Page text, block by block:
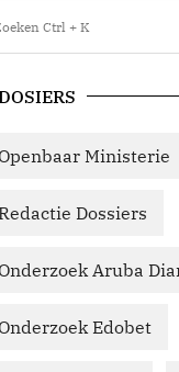
Ministerie
Dossiers
Aruba
Edobet